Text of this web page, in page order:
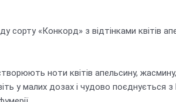
сорту «Конкорд» з відтінками квітів
ноти квітів апельсину,
у малих дозах і чудово поєднується